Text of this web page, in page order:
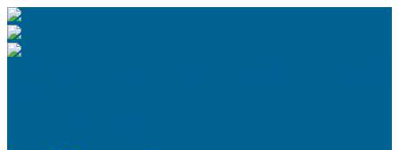
Перейти
к
содержимому